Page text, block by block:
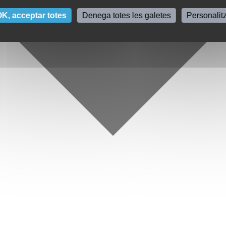
acceptar totes Denega totes les galetes